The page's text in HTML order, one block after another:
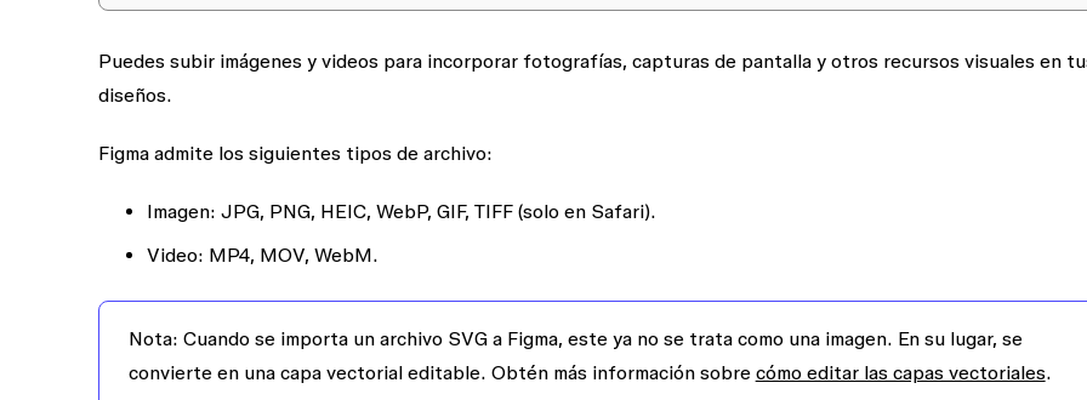
Puedes subir imágenes y videos para incorporar fotografías, capturas de pantalla y otros recursos visuales en
diseños.
Figma admite los siguientes tipos de archivo:
Imagen: JPG, PNG, HEIC, WebP, GIF, TIFF (solo en Safari).
Video: MP4, MOV, WebM.
Nota: Cuando se importa un archivo SVG a Figma, este ya no se trata como una imagen. En su lugar, se
convierte en una capa vectorial editable. Obtén más información sobre cómo editar las capas vectoriales.